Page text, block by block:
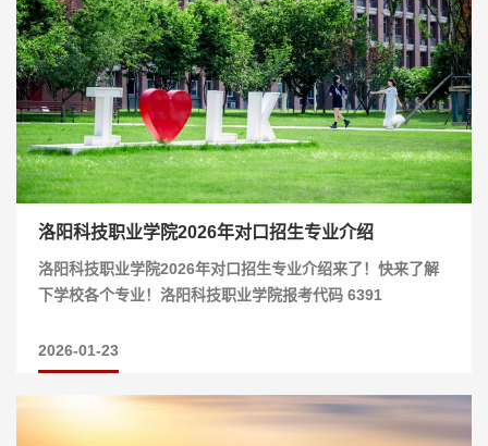
洛阳科技职业学院2026年对口招生专业介绍
洛阳科技职业学院2026年对口招生专业介绍来了！快来了解
下学校各个专业！洛阳科技职业学院报考代码 6391
2026-01-23